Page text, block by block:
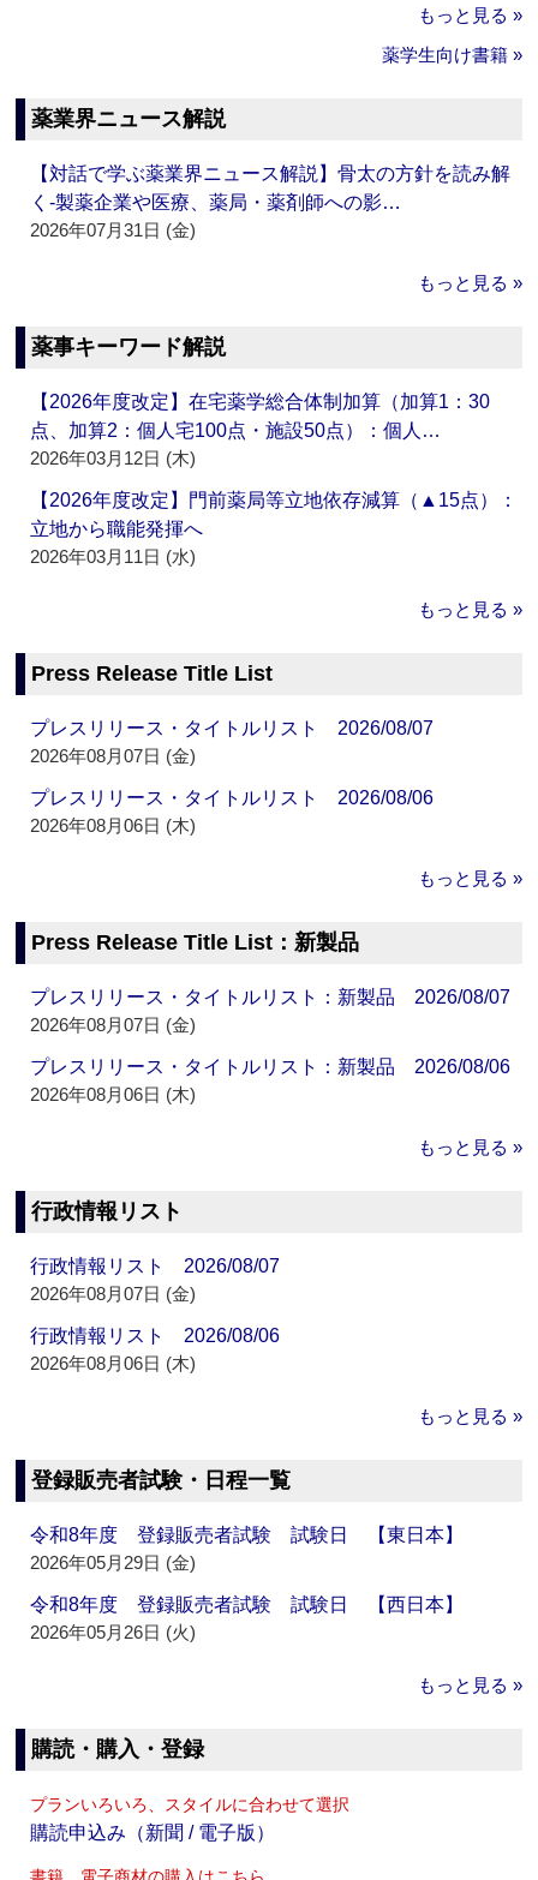
もっと見る »
薬学生向け書籍 »
薬業界ニュース解説
【対話で学ぶ薬業界ニュース解説】骨太の方針を読み解
く‐製薬企業や医療、薬局・薬剤師への影…
2026年07月31日 (金)
もっと見る »
薬事キーワード解説
【2026年度改定】在宅薬学総合体制加算（加算1：30
点、加算2：個人宅100点・施設50点）：個人…
2026年03月12日 (木)
【2026年度改定】門前薬局等立地依存減算（▲15点）：
立地から職能発揮へ
2026年03月11日 (水)
もっと見る »
Press Release Title List
プレスリリース・タイトルリスト 2026/08/07
2026年08月07日 (金)
プレスリリース・タイトルリスト 2026/08/06
2026年08月06日 (木)
もっと見る »
Press Release Title List：新製品
プレスリリース・タイトルリスト：新製品 2026/08/07
2026年08月07日 (金)
プレスリリース・タイトルリスト：新製品 2026/08/06
2026年08月06日 (木)
もっと見る »
行政情報リスト
行政情報リスト 2026/08/07
2026年08月07日 (金)
行政情報リスト 2026/08/06
2026年08月06日 (木)
もっと見る »
登録販売者試験・日程一覧
令和8年度 登録販売者試験 試験日 【東日本】
2026年05月29日 (金)
令和8年度 登録販売者試験 試験日 【西日本】
2026年05月26日 (火)
もっと見る »
購読・購入・登録
プランいろいろ、スタイルに合わせて選択
購読申込み（新聞 / 電子版）